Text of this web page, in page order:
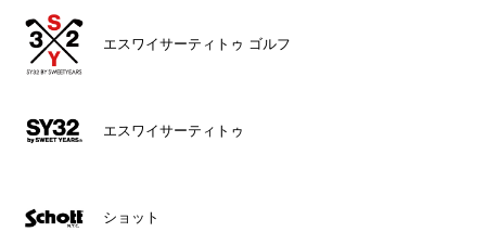
エスワイサーティトゥ ゴルフ
エスワイサーティトゥ
ショット